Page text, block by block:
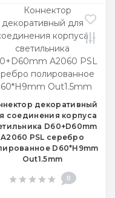
декоративный
соединения корпуса
D60+D60mm
A2060 PSL серебро
D60*H9mm
Out1.5mm
0